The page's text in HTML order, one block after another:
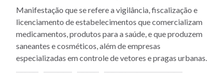
Manifestação que se refere a vigilância, fiscalização e
licenciamento de estabelecimentos que comercializam
medicamentos, produtos para a saúde, e que produzem
saneantes e cosméticos, além de empresas
especializadas em controle de vetores e pragas urbanas.